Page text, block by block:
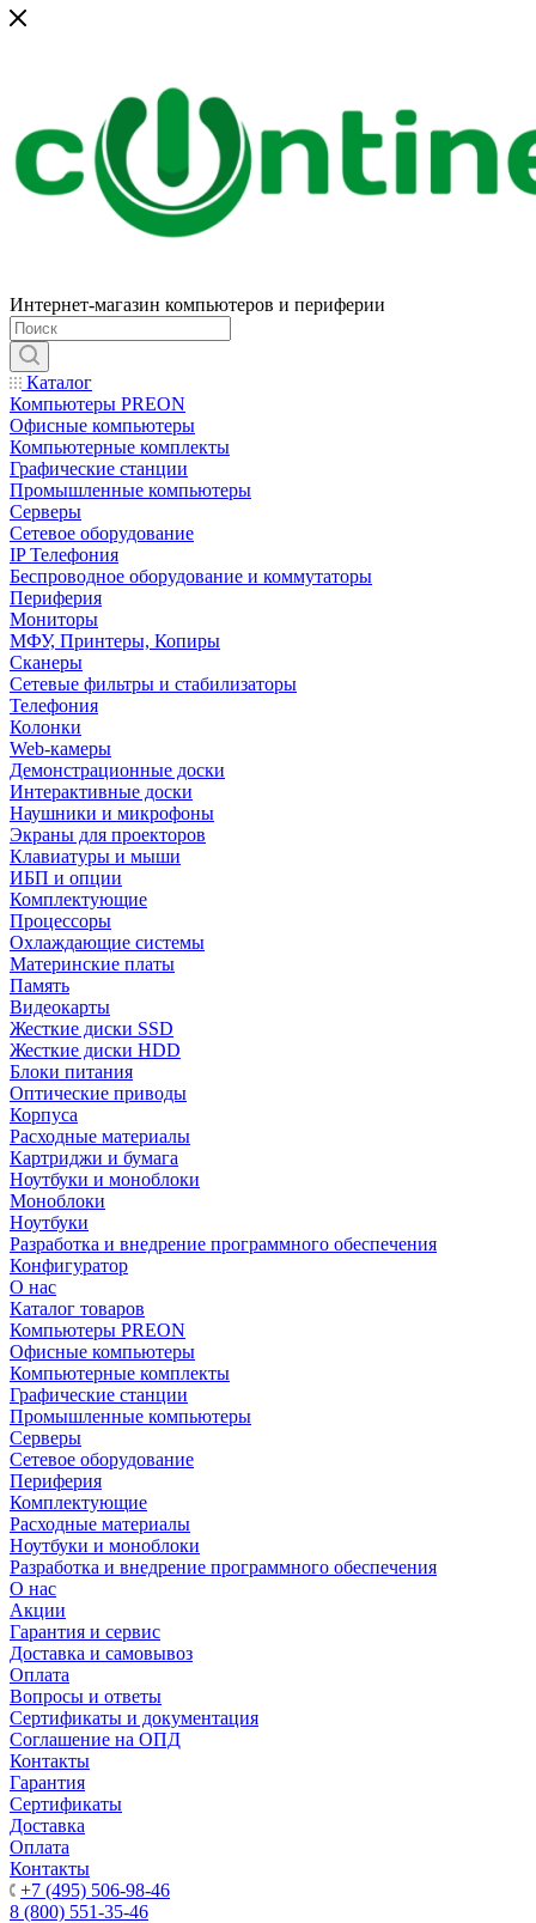
Интернет-магазин компьютеров и периферии
Каталог
Компьютеры PREON
Офисные компьютеры
Компьютерные комплекты
Графические станции
Промышленные компьютеры
Серверы
Сетевое оборудование
IP Телефония
Беспроводное оборудование и коммутаторы
Периферия
Мониторы
МФУ, Принтеры, Копиры
Сканеры
Сетевые фильтры и стабилизаторы
Телефония
Колонки
Web-камеры
Демонстрационные доски
Интерактивные доски
Наушники и микрофоны
Экраны для проекторов
Клавиатуры и мыши
ИБП и опции
Комплектующие
Процессоры
Охлаждающие системы
Материнские платы
Память
Видеокарты
Жесткие диски SSD
Жесткие диски HDD
Блоки питания
Оптические приводы
Корпуса
Расходные материалы
Картриджи и бумага
Ноутбуки и моноблоки
Моноблоки
Ноутбуки
Разработка и внедрение программного обеспечения
Конфигуратор
О нас
Каталог товаров
Компьютеры PREON
Офисные компьютеры
Компьютерные комплекты
Графические станции
Промышленные компьютеры
Серверы
Сетевое оборудование
Периферия
Комплектующие
Расходные материалы
Ноутбуки и моноблоки
Разработка и внедрение программного обеспечения
О нас
Акции
Гарантия и сервис
Доставка и самовывоз
Оплата
Вопросы и ответы
Сертификаты и документация
Соглашение на ОПД
Контакты
Гарантия
Сертификаты
Доставка
Оплата
Контакты
+7 (495) 506-98-46
8 (800) 551-35-46